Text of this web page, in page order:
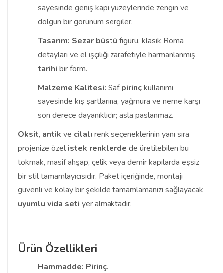
sayesinde geniş kapı yüzeylerinde zengin ve
dolgun bir görünüm sergiler.
Tasarım: Sezar büstü figürü, klasik Roma
detayları ve el işçiliği zarafetiyle harmanlanmış
tarihi bir form.
Malzeme Kalitesi: Safpirinçkullanımı
sayesinde kış şartlarına, yağmura ve neme karşı
son derece dayanıklıdır; asla paslanmaz.
Oksit, antik ve cilalı renk seçeneklerinin yanı sıra
projenize özel istek renklerde de üretilebilen bu
tokmak, masif ahşap, çelik veya demir kapılarda eşsiz
bir stil tamamlayıcısıdır. Paket içeriğinde, montajı
güvenli ve kolay bir şekilde tamamlamanızı sağlayacak
uyumlu vida seti yer almaktadır.
Ürün Özellikleri
Hammadde: Pirinç.